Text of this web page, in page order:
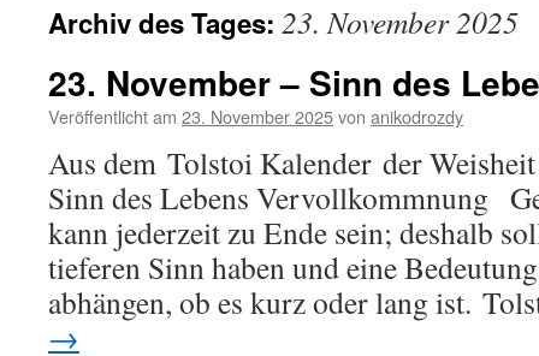
Archiv des Tages: 23. November 2025
23. November – Sinn des
Veröffentlicht am 23. November 2025von anikodrozdy
Aus dem Tolstoi Kalender der
Sinn des Lebens Vervollkommnung
kann jederzeit zu Ende sein; deshalb
tieferen Sinn haben und eine
abhängen, ob es kurz oder lang ist.
→